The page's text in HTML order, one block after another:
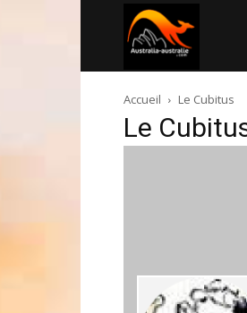
Accueil Le Cubitus
Le